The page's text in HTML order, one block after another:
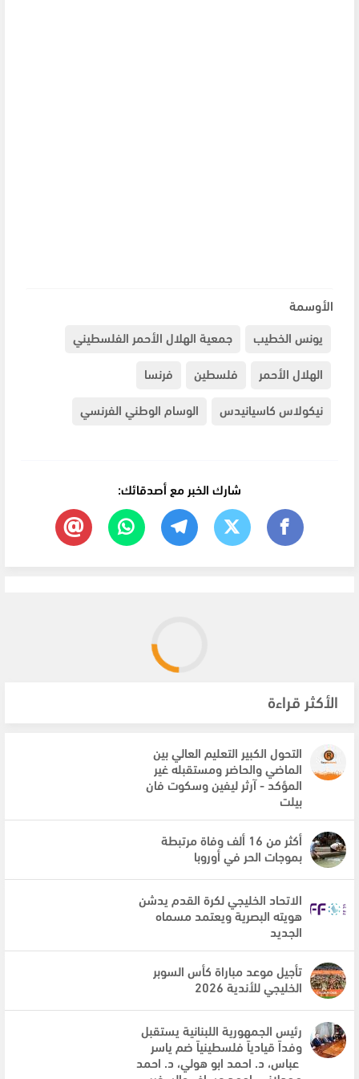
الأوسمة
يونس الخطيب
جمعية الهلال الأحمر الفلسطيني
الهلال الأحمر
فلسطين
فرنسا
نيكولاس كاسيانيدس
الوسام الوطني الفرنسي
شارك الخبر مع أصدقائك:
الأكثر قراءة
التحول الكبير التعليم العالي بين
الماضي والحاضر ومستقبله غير
المؤكد - آرثر ليفين وسكوت فان
بيلت
أكثر من 16 ألف وفاة مرتبطة
بموجات الحر في أوروبا
الاتحاد الخليجي لكرة القدم يدشن
هويته البصرية ويعتمد مسماه
الجديد
تأجيل موعد مباراة كأس السوبر
الخليجي للأندية 2026
رئيس الجمهورية اللبنانية يستقبل
وفداً قيادياً فلسطينياً ضم ياسر
عباس، د. احمد ابو هولي، د. احمد